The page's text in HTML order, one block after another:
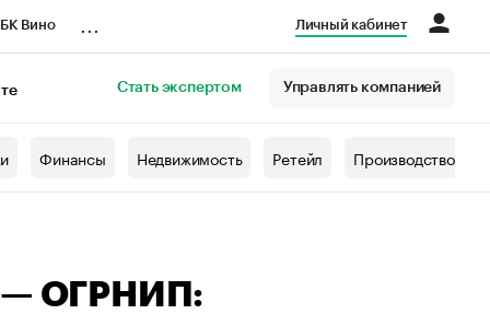
Вино Личный кабинет
Стать экспертом Управлять компанией
Финансы Недвижимость Ретейл Производство
— ОГРНИП: